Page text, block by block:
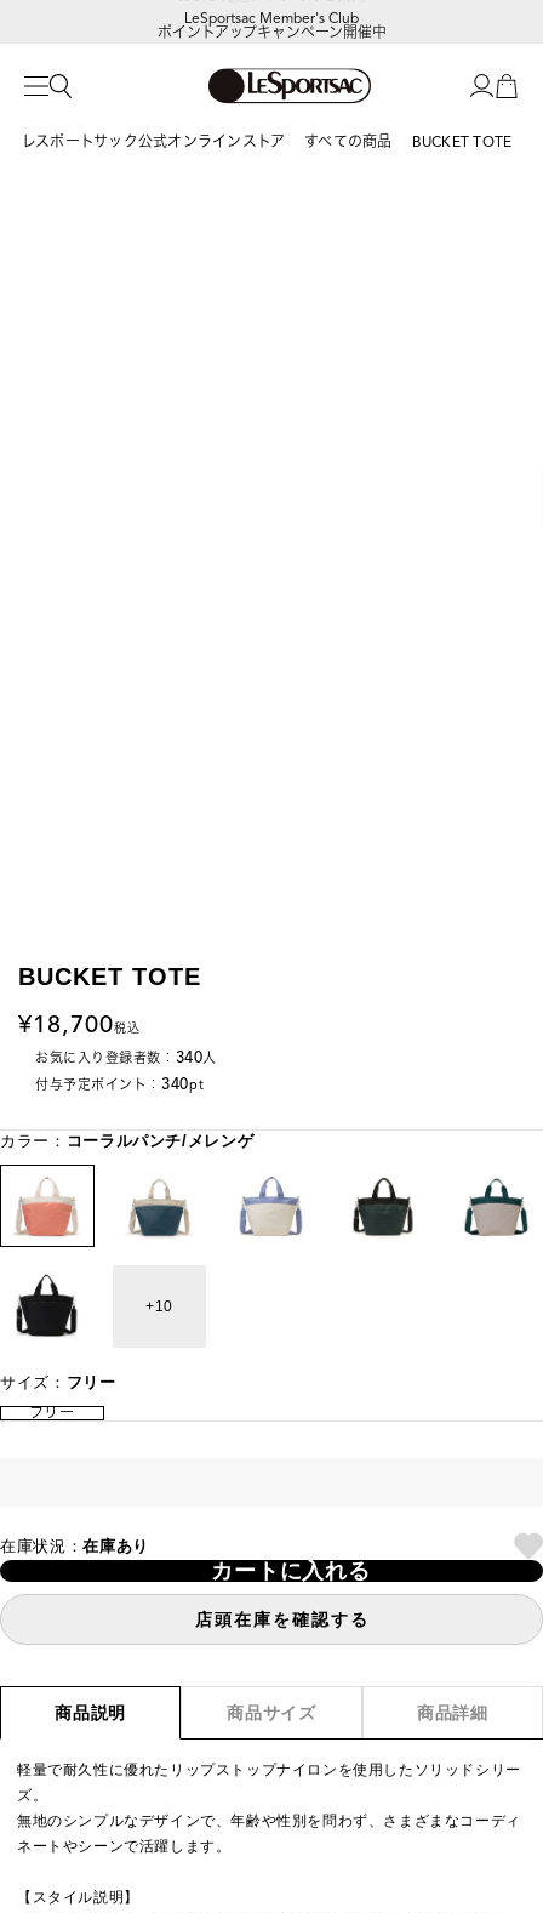
LeSportsac Member's Club
ポイントアップキャンペーン開催中
レスポートサック公式オンラインストア すべての商品 BUCKET TOTE
BUCKET TOTE
18,700税込
お気に入り登録者数： 340人
付与予定ポイント： 340pt
カラー： コーラルパンチ/メレンゲ
10
サイズ： フリー
フリー
在庫状況：在庫あり
カートに入れる
店頭在庫を確認する
商品説明 商品サイズ 商品詳細
軽量で耐久性に優れたリップストップナイロンを使用したソリッドシリー
ズ。
無地のシンプルなデザインで、年齢や性別を問わず、さまざまなコーディ
ネートやシーンで活躍します。
【スタイル説明】